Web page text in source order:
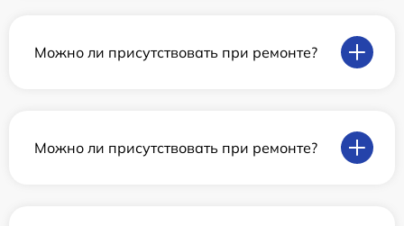
Можно ли присутствовать при ремонте?
Можно ли присутствовать при ремонте?